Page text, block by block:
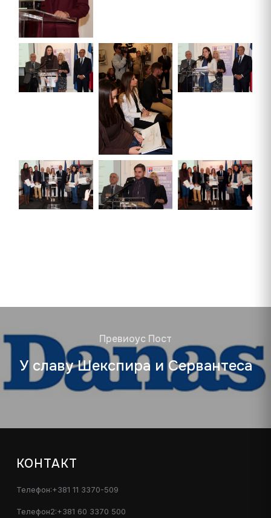
Превиоус Пост
У славу Шекспира и Сервантеса
КОНТАКТ
Телефон:+381 11 3370-509
Телефон2:+381 60 3370 500